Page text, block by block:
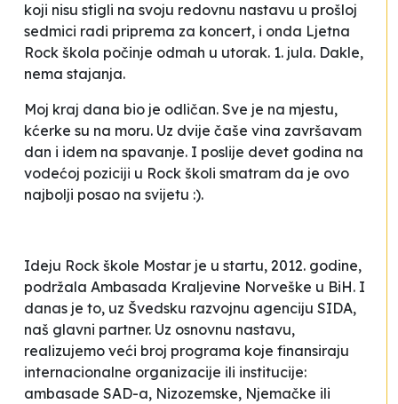
koji nisu stigli na svoju redovnu nastavu u prošloj
sedmici radi priprema za koncert, i onda Ljetna
Rock škola počinje odmah u utorak. 1. jula. Dakle,
nema stajanja.
Moj kraj dana bio je odličan. Sve je na mjestu,
kćerke su na moru. Uz dvije čaše vina završavam
dan i idem na spavanje. I poslije devet godina na
vodećoj poziciji u Rock školi smatram da je ovo
najbolji posao na svijetu :).
Ideju Rock škole Mostar je u startu, 2012. godine,
podržala Ambasada Kraljevine Norveške u BiH. I
danas je to, uz Švedsku razvojnu agenciju SIDA,
naš glavni partner. Uz osnovnu nastavu,
realizujemo veći broj programa koje finansiraju
internacionalne organizacije ili institucije:
ambasade SAD-a, Nizozemske, Njemačke ili